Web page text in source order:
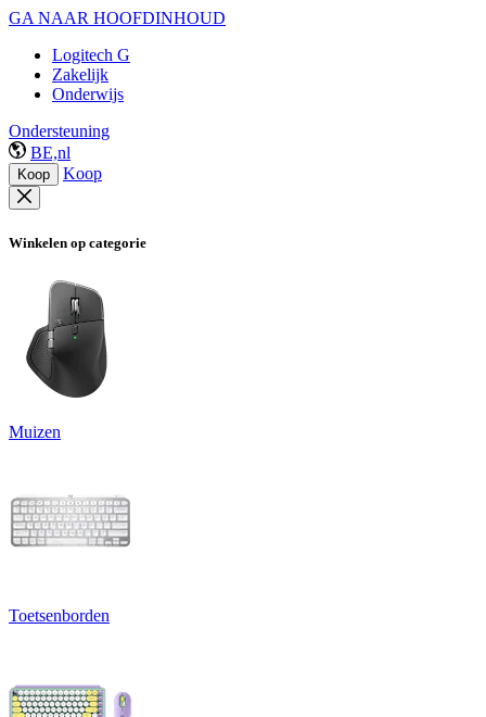
GA NAAR HOOFDINHOUD
Logitech G
Zakelijk
Onderwijs
Ondersteuning
BE,nl
Koop Koop
Winkelen op categorie
Muizen
Toetsenborden